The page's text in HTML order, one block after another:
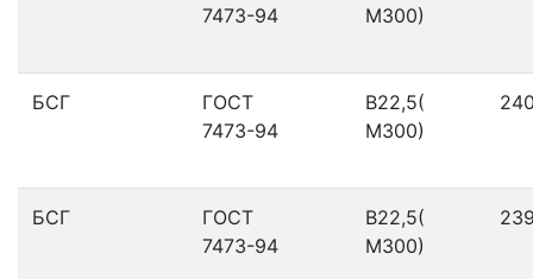
7473-94 М300)
БСГ
ГОСТ
7473-94
В22,5(
М300)
БСГ
ГОСТ
7473-94
В22,5(
М300)